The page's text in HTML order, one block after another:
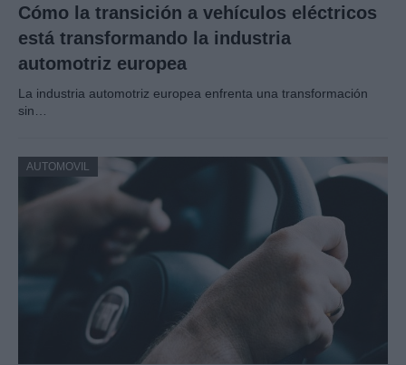
Cómo la transición a vehículos eléctricos
está transformando la industria
automotriz europea
La industria automotriz europea enfrenta una transformación
sin…
AUTOMOVIL